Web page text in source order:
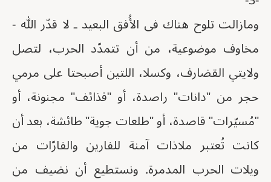
ومازالت تلوح هناك فى الأُفق البعيد ـ لا قدّر الله -
مخاوف موضوعية، من أن تتمدّد الحرب، لتصل
ولايتي القضارف، وكسلا، اللتين أصبحتا على مرمي
حجر من "دانات" راصدة، أو "قذائف" مجنونة، أو
"مُسيّرات" قاصدة، أو "طلعات جوية" طائشة، بعد أن
كانت تُعتبر ملاذات آمنة للفارين والفارّات من
ويلات الحرب المدمرة. ونستطيع أن نضيف من